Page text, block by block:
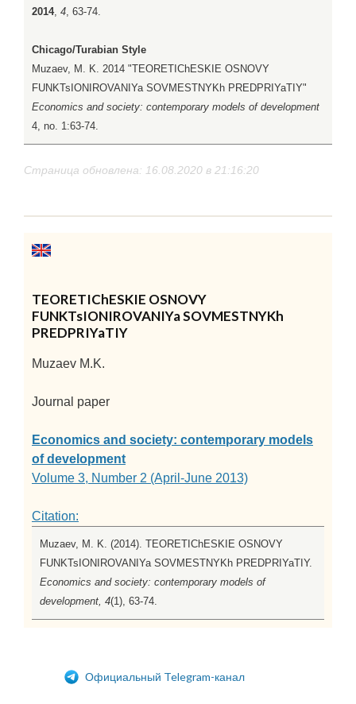
2014, 4, 63-74.
Chicago/Turabian Style
Muzaev, M. K. 2014 "TEORETIChESKIE OSNOVY
FUNKTsIONIROVANIYa SOVMESTNYKh PREDPRIYaTIY"
Economics and society: contemporary models of development
4, no. 1:63-74.
Страница обновлена: 16.08.2020 в 21:16:20
TEORETIChESKIE OSNOVY
FUNKTsIONIROVANIYa SOVMESTNYKh
PREDPRIYaTIY
Muzaev M.K.
Journal paper
Economics and society: contemporary models
of development
Volume 3, Number 2 (April-June 2013)
Citation:
Muzaev, M. K. (2014). TEORETIChESKIE OSNOVY
FUNKTsIONIROVANIYa SOVMESTNYKh PREDPRIYaTIY.
Economics and society: contemporary models of
development, 4(1), 63-74.
Официальный Telegram-канал